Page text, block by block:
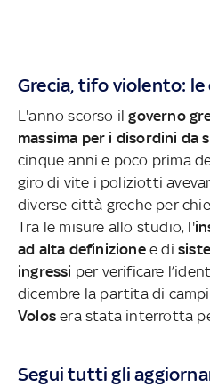
Grecia, tifo violento:
L'anno scorso ilgoverno
massima per i disordini da
cinque anni e poco prima
giro di vite i poliziotti
diverse città greche per
Tra le misure allo studio, l'
ad alta definizionee di
ingressi per verificare
dicembre la partita di
Volosera stata interrotta
Segui tutti gli